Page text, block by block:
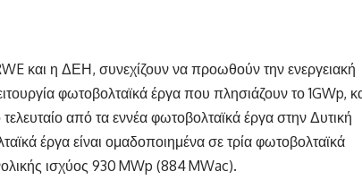
και η ΔΕΗ, συνεχίζουν να προωθούν την ενεργειακή
φωτοβολταϊκά έργα που πλησιάζουν το 1GWp,
από τα εννέα φωτοβολταϊκά έργα στην Δυτική
έργα είναι ομαδοποιημένα σε τρία φωτοβολταϊκά
ισχύος 930 MWp (884 MWac).